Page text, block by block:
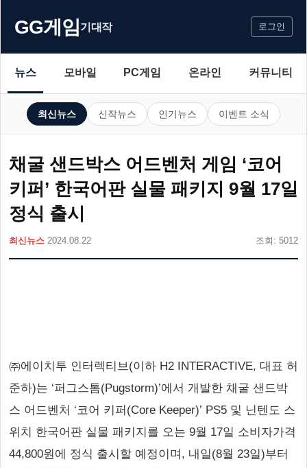
GG게임기대작 로그인
뉴스 모바일 PC게임 온라인 커뮤니티
최신뉴스 신작뉴스 인기뉴스 이벤트 소식
채굴 샌드박스 어드벤처 게임 ‘코어
키퍼’ 한국어판 실물 패키지 9월 17일
정식 출시
최신뉴스 2024.08.22 조회: 5012
㈜에이치투 인터렉티브(이하 H2 INTERACTIVE, 대표 허
준하)는 ‘퍼그스톰(Pugstorm)’에서 개발한 채굴 샌드박
스 어드벤처 ‘코어 키퍼(Core Keeper)’ PS5 및 닌텐도 스
위치 한국어판 실물 패키지를 오는 9월 17일 소비자가격
44,800원에 정식 출시할 예정이며, 내일(8월 23일)부터